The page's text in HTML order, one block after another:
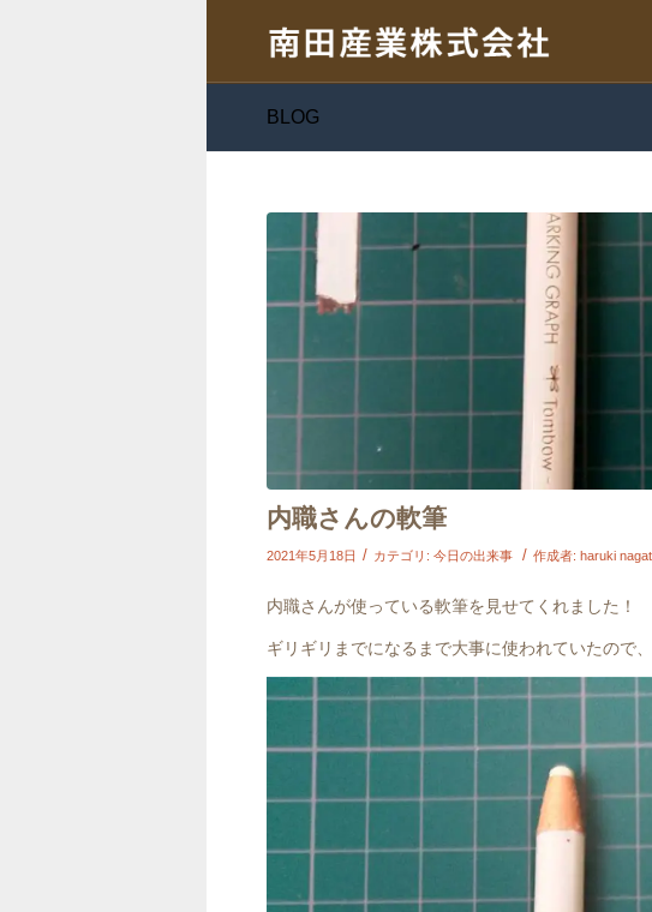
BLOG
内職さんの軟筆
2021年5月18日 / カテゴリ: 今日の出来事 / 作成者: haruki
内職さんが使っている軟筆を見せてくれました！
ギリギリまでになるまで大事に使われていたので